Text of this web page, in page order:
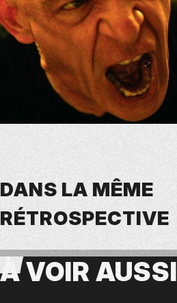
DANS LA MÊME
RÉTROSPECTIVE
À VOIR AUSSI